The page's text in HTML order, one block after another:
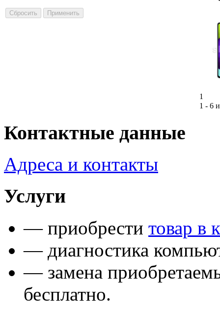
1
1 - 6
Контактные данные
Адреса и контакты
Услуги
— приобрести товар в
— диагностика
— замена
бесплатно.